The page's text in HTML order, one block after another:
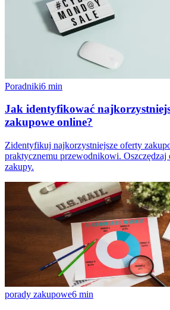
Poradniki6 min
Jak identyfikować
zakupowe online?
Zidentyfikuj najkorzystniejsze oferty
praktycznemu przewodnikowi. Oszczędzaj
zakupy.
porady zakupowe6 min